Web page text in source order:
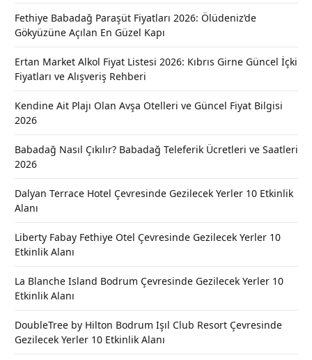
Fethiye Babadağ Paraşüt Fiyatları 2026: Ölüdeniz’de
Gökyüzüne Açılan En Güzel Kapı
Ertan Market Alkol Fiyat Listesi 2026: Kıbrıs Girne Güncel İçki
Fiyatları ve Alışveriş Rehberi
Kendine Ait Plajı Olan Avşa Otelleri ve Güncel Fiyat Bilgisi
2026
Babadağ Nasıl Çıkılır? Babadağ Teleferik Ücretleri ve Saatleri
2026
Dalyan Terrace Hotel Çevresinde Gezilecek Yerler 10 Etkinlik
Alanı
Liberty Fabay Fethiye Otel Çevresinde Gezilecek Yerler 10
Etkinlik Alanı
La Blanche Island Bodrum Çevresinde Gezilecek Yerler 10
Etkinlik Alanı
DoubleTree by Hilton Bodrum Işıl Club Resort Çevresinde
Gezilecek Yerler 10 Etkinlik Alanı